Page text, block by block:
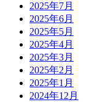
2025年7月
2025年6月
2025年5月
2025年4月
2025年3月
2025年2月
2025年1月
2024年12月